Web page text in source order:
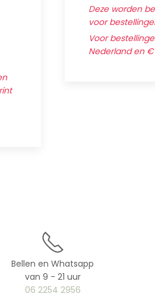
Deze worden
voor
Voor
Nederland en
Bellen en Whatsapp
van 9 - 21 uur
06 2254 2956